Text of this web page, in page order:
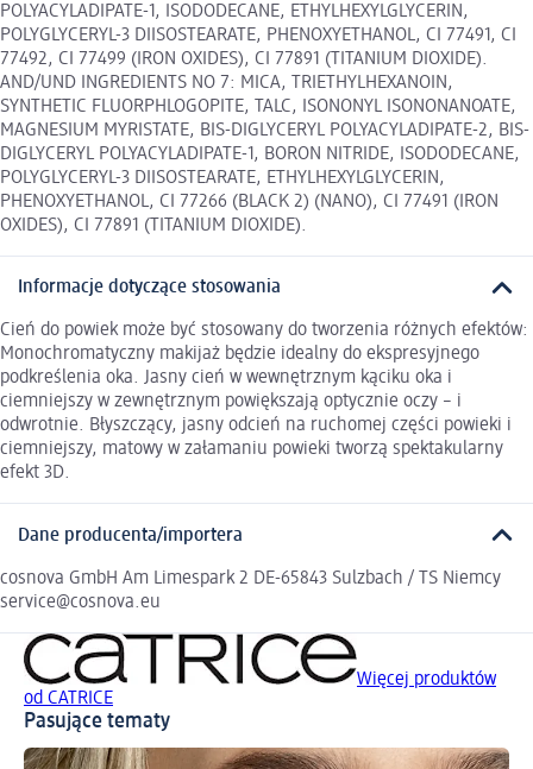
POLYACYLADIPATE-1, ISODODECANE, ETHYLHEXYLGLYCERIN,
POLYGLYCERYL-3 DIISOSTEARATE, PHENOXYETHANOL, CI 77491, CI
77492, CI 77499 (IRON OXIDES), CI 77891 (TITANIUM DIOXIDE).
AND/UND INGREDIENTS NO 7: MICA, TRIETHYLHEXANOIN,
SYNTHETIC FLUORPHLOGOPITE, TALC, ISONONYL ISONONANOATE,
MAGNESIUM MYRISTATE, BIS-DIGLYCERYL POLYACYLADIPATE-2, BIS-
DIGLYCERYL POLYACYLADIPATE-1, BORON NITRIDE, ISODODECANE,
POLYGLYCERYL-3 DIISOSTEARATE, ETHYLHEXYLGLYCERIN,
PHENOXYETHANOL, CI 77266 (BLACK 2) (NANO), CI 77491 (IRON
OXIDES), CI 77891 (TITANIUM DIOXIDE).
Informacje dotyczące stosowania
Cień do powiek może być stosowany do tworzenia różnych efektów:
Monochromatyczny makijaż będzie idealny do ekspresyjnego
podkreślenia oka. Jasny cień w wewnętrznym kąciku oka i
ciemniejszy w zewnętrznym powiększają optycznie oczy – i
odwrotnie. Błyszczący, jasny odcień na ruchomej części powieki i
ciemniejszy, matowy w załamaniu powieki tworzą spektakularny
efekt 3D.
Dane producenta/importera
cosnova GmbH Am Limespark 2 DE-65843 Sulzbach / TS Niemcy
service@cosnova.eu
Więcej produktów
od CATRICE
Pasujące tematy